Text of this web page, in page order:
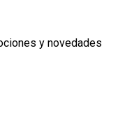
y novedades